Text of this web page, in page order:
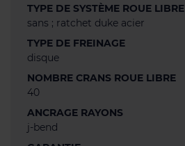
TYPE DE SYSTÈME ROUE LIBRE
sans ; ratchet duke acier
TYPE DE FREINAGE
disque
NOMBRE CRANS ROUE LIBRE
40
ANCRAGE RAYONS
j-bend